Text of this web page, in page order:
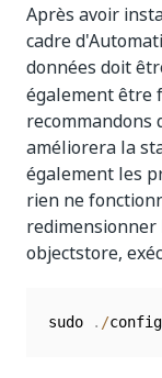
Après avoir
cadre
données doit
également être
recommandons
améliorera la
également les
rien ne
redimensionner
objectstore,
sudo . /